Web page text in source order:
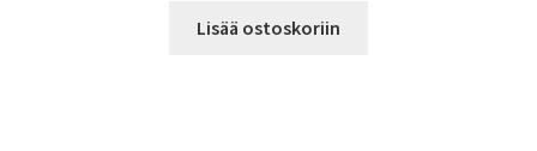
Lisää ostoskoriin